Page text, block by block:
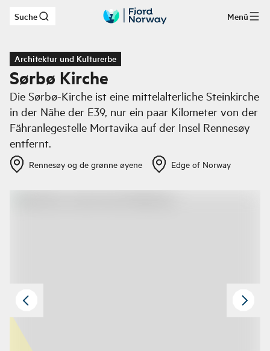
Zum Hauptinhalt
Suche Menü
Architektur und Kulturerbe
Sørbø Kirche
Die Sørbø-Kirche ist eine mittelalterliche Steinkirche
in der Nähe der E39, nur ein paar Kilometer von der
Fähranlegestelle Mortavika auf der Insel Rennesøy
entfernt.
Rennesøy og de grønne øyene Edge of Norway